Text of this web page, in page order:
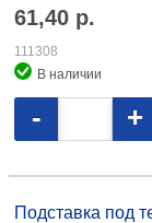
61,40 р.
111308
В наличии
- +
087334
Подставка под